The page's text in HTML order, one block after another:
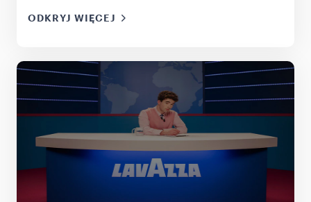
ODKRYJ WIĘCEJ